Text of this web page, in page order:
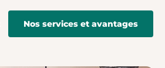
Nos services et avantages